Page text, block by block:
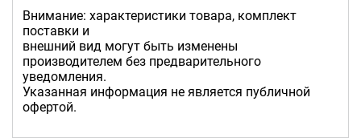
Внимание: характеристики товара, комплект
поставки и
внешний вид могут быть изменены
производителем без предварительного
уведомления.
Указанная информация не является публичной
офертой.